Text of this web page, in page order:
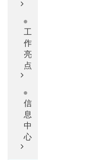
工
作
亮
点
信
息
中
心